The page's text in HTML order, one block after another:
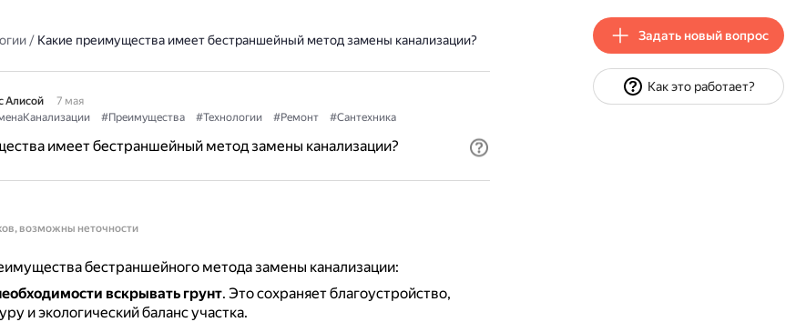
/ Какие преимущества имеет бестраншейный метод замены канализации?
Алисой
7 мая
#Преимущества #Технологии #Ремонт #Сантехника
имеет бестраншейный метод замены канализации?
возможны неточности
бестраншейного метода замены канализации:
вскрывать грунт. Это сохраняет благоустройство,
и экологический баланс участка.
Задать новый вопрос
Как это работает?